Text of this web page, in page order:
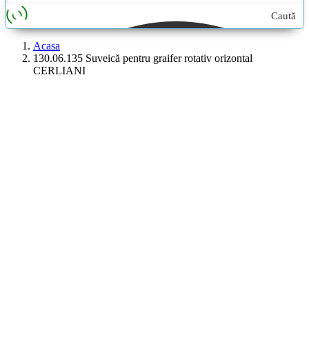
Caută
Acasa
130.06.135 Suveică pentru graifer rotativ orizontal
CERLIANI